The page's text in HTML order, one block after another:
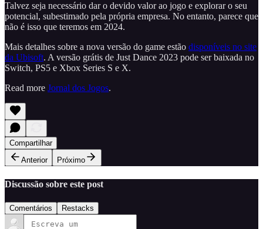
Talvez seja necessário dar o devido valor ao jogo e explorar o seu
potencial, subestimado pela própria empresa. No entanto, parece que
não é isso que teremos em 2024.
Mais detalhes sobre a nova versão do game estão disponíveis no site
da Ubisoft. A versão grátis de Just Dance 2023 pode ser baixada no
Switch, PS5 e Xbox Series S e X.
Read more Jornal dos Jogos.
Compartilhar
Anterior
Próximo
Discussão sobre este post
Comentários Restacks